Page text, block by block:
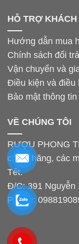
HỖ TRỢ KHÁCH
Hướng dẫn mua
Chính sách đổi
Vận chuyển và
Điều kiện và điều
Bảo mật thông tin
VỀ CHÚNG TÔI
RƯỢU PHONG
chính hãng, các
Tết.
Đ/C: 391 Nguyễn
Phone: